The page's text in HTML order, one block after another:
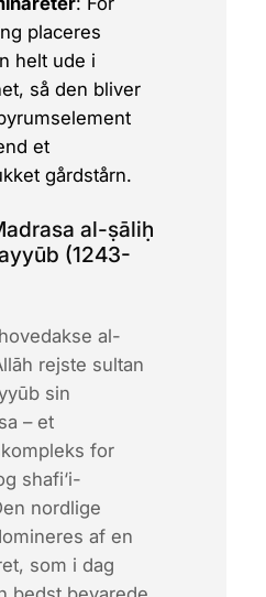
placeres
helt ude i
så den bliver
et
gårdstårn.
al-ṣāliḥ
(1243-
al-
rejste sultan
sin
– et
for
shafi‘i-
nordlige
af en
som i dag